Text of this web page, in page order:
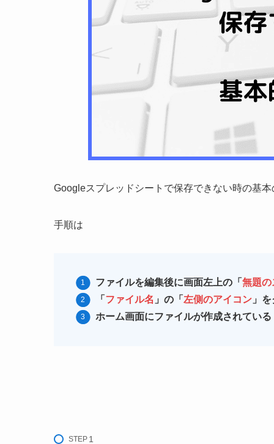
Googleスプレッドシートで保存できない時の基
手順は
ファイルを編集後に画面左上の「 無題の
「 ファイル名 」の「 左側のアイコン 」
ホーム画面にファイルが作成されている
STEP